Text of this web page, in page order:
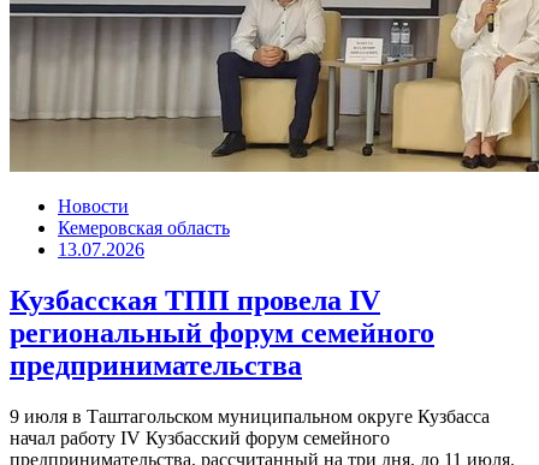
Новости
Кемеровская область
13.07.2026
Кузбасская ТПП провела IV
региональный форум семейного
предпринимательства
9 июля в Таштагольском муниципальном округе Кузбасса
начал работу IV Кузбасский форум семейного
предпринимательства, рассчитанный на три дня, до 11 июля.